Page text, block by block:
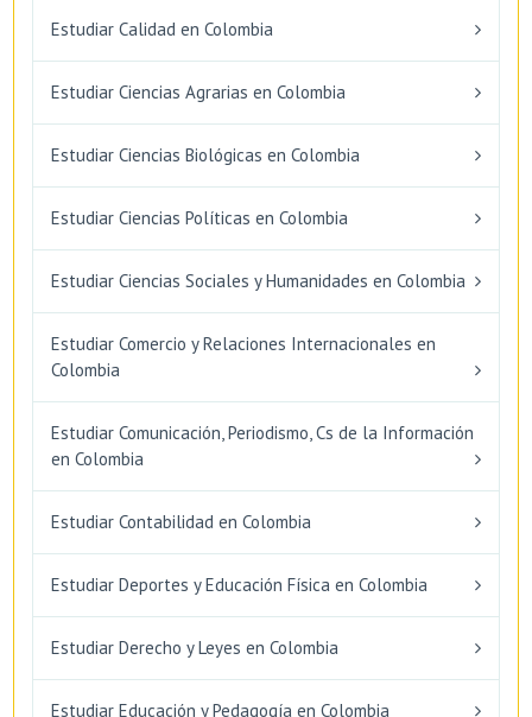
Estudiar Calidad en Colombia
Estudiar Ciencias Agrarias en Colombia
Estudiar Ciencias Biológicas en Colombia
Estudiar Ciencias Políticas en Colombia
Estudiar Ciencias Sociales y Humanidades en Colombia
Estudiar Comercio y Relaciones Internacionales en
Colombia
Estudiar Comunicación, Periodismo, Cs de la Información
en Colombia
Estudiar Contabilidad en Colombia
Estudiar Deportes y Educación Física en Colombia
Estudiar Derecho y Leyes en Colombia
Estudiar Educación y Pedagogía en Colombia